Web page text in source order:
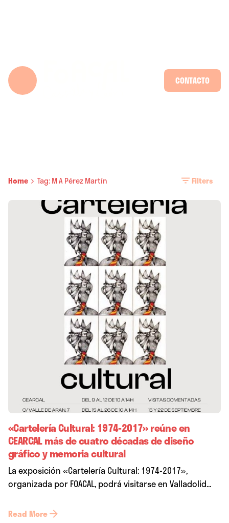
CONTACTO
Home Tag: M A Pérez Martín Filters
«Cartelería Cultural: 1974-2017» reúne en
CEARCAL más de cuatro décadas de diseño
gráfico y memoria cultural
La exposición «Cartelería Cultural: 1974-2017»,
organizada por FOACAL, podrá visitarse en Valladolid...
Read More